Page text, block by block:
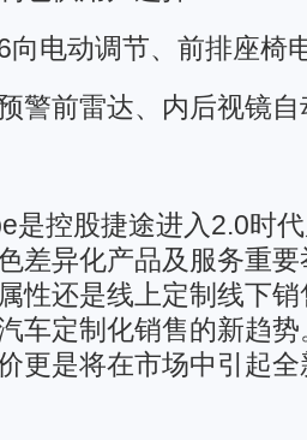
向电动调节、前排座椅
警前雷达、内后视镜
是控股捷途进入2.0时
差异化产品及服务重
性还是线上定制线下
车定制化销售的新趋
更是将在市场中引起